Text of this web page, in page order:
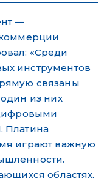
—
коммерции
«Среди
инструментов
связаны
из них
Платина
играют важную
областях,